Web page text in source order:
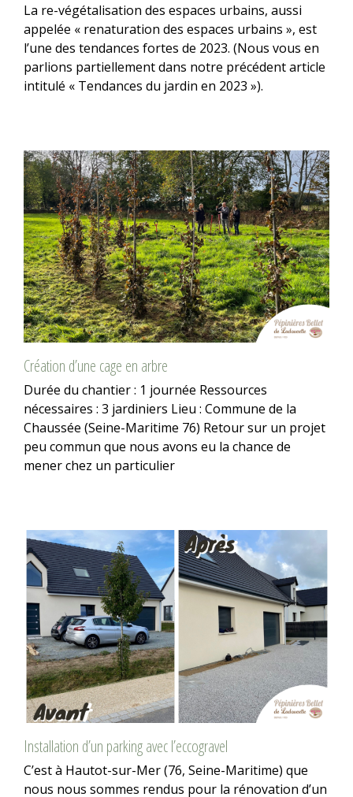
La re-végétalisation des espaces urbains, aussi
appelée « renaturation des espaces urbains », est
l’une des tendances fortes de 2023. (Nous vous en
parlions partiellement dans notre précédent article
intitulé « Tendances du jardin en 2023 »).
Création d’une cage en arbre
Durée du chantier : 1 journée Ressources
nécessaires : 3 jardiniers Lieu : Commune de la
Chaussée (Seine-Maritime 76) Retour sur un projet
peu commun que nous avons eu la chance de
mener chez un particulier
Installation d’un parking avec l’eccogravel
C’est à Hautot-sur-Mer (76, Seine-Maritime) que
nous nous sommes rendus pour la rénovation d’un